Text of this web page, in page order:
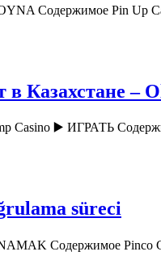
Содержимое Pin Up
Казахстане –
Casino ▶️ ИГРАТЬ
süreci
Содержимое